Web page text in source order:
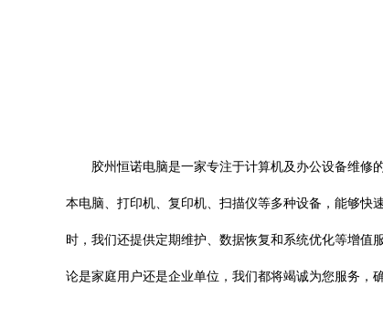
胶州恒诺电脑是一家专注于计算机及办公设备维修
本电脑、打印机、复印机、扫描仪等多种设备，能够快
时，我们还提供定期维护、数据恢复和系统优化等增
论是家庭用户还是企业单位，我们都将竭诚为您服务，